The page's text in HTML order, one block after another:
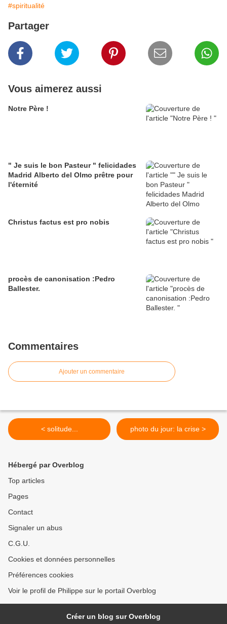
#spiritualité
Partager
Vous aimerez aussi
Notre Père !
" Je suis le bon Pasteur " felicidades
Madrid Alberto del Olmo prêtre pour
l'éternité
Christus factus est pro nobis
procès de canonisation :Pedro
Ballester.
Commentaires
Ajouter un commentaire
< solitude... photo du jour: la crise >
Hébergé par Overblog
Top articles
Pages
Contact
Signaler un abus
C.G.U.
Cookies et données personnelles
Préférences cookies
Voir le profil de Philippe sur le portail Overblog
Créer un blog sur Overblog